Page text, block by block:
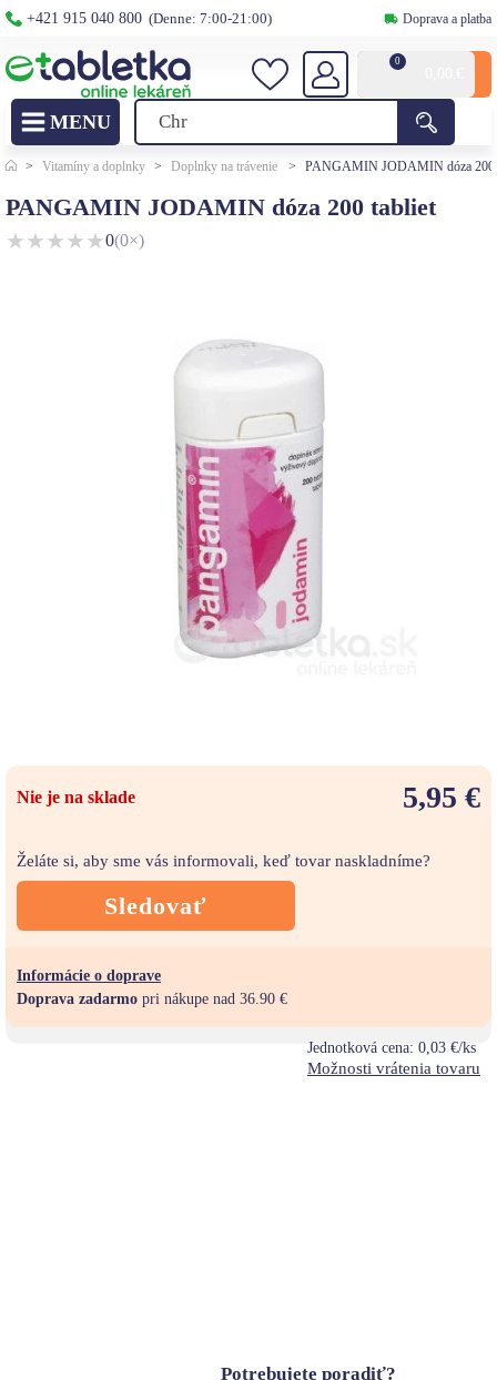
+421 915 040 800 (Denne: 7:00-21:00) Doprava a platba
0
> Vitamíny a doplnky > Doplnky na trávenie > PANGAMIN JODAMIN dóza 200
PANGAMIN JODAMIN dóza 200 tabliet
★★★★★0(0×)
Nie je na sklade 5,95 €
Želáte si, aby sme vás informovali, keď tovar naskladníme?
Sledovať
Informácie o doprave
Doprava zadarmo pri nákupe nad 36.90 €
Jednotková cena: 0,03 €/ks
Možnosti vrátenia tovaru
Potrebujete poradiť?